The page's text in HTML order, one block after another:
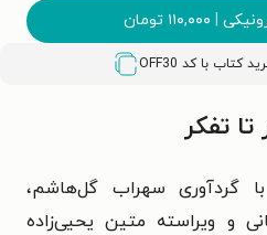
| ۱۱۰,۰۰۰ تومان
OFF30
تفکر
گردآوری سهراب گل‌هاشم،
و ویراسته متین یحیی‌زاده